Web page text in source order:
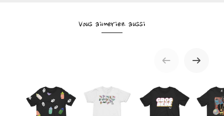
Vous aimeriez aussi